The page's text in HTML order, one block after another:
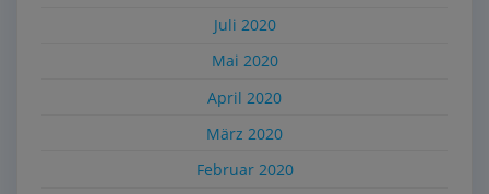
Juli 2020
Mai 2020
April 2020
März 2020
Februar 2020